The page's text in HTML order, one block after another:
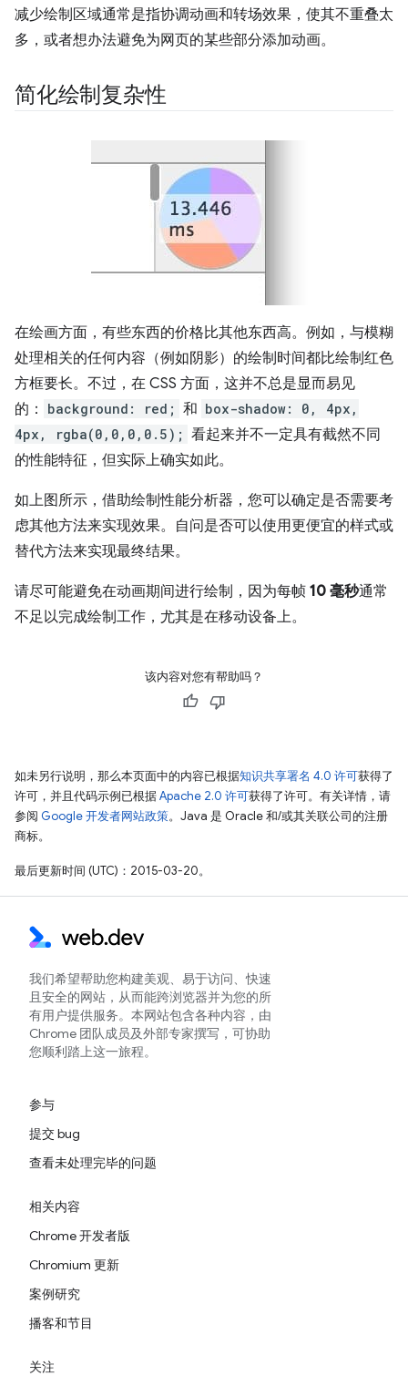
减少绘制区域通常是指协调动画和转场效果，使其不重叠太
多，或者想办法避免为网页的某些部分添加动画。
简化绘制复杂性
在绘画方面，有些东西的价格比其他东西高。例如，与模糊
处理相关的任何内容（例如阴影）的绘制时间都比绘制红色
方框要长。不过，在 CSS 方面，这并不总是显而易见
的：
background: red; 和 box-shadow: 0, 4px,
4px, rgba(0,0,0,0.5); 看起来并不一定具有截然不同
的性能特征，但实际上确实如此。
如上图所示，借助绘制性能分析器，您可以确定是否需要考
虑其他方法来实现效果。自问是否可以使用更便宜的样式或
替代方法来实现最终结果。
请尽可能避免在动画期间进行绘制，因为每帧 10 毫秒通常
不足以完成绘制工作，尤其是在移动设备上。
该内容对您有帮助吗？
如未另行说明，那么本页面中的内容已根据知识共享署名 4.0 许可获得了
许可，并且代码示例已根据Apache 2.0 许可获得了许可。有关详情，请
参阅 Google 开发者网站政策。Java 是 Oracle 和/或其关联公司的注册
商标。
最后更新时间 (UTC)：2015-03-20。
我们希望帮助您构建美观、易于访问、快速
且安全的网站，从而能跨浏览器并为您的所
有用户提供服务。本网站包含各种内容，由
Chrome 团队成员及外部专家撰写，可协助
您顺利踏上这一旅程。
参与
提交 bug
查看未处理完毕的问题
相关内容
Chrome 开发者版
Chromium 更新
案例研究
播客和节目
关注